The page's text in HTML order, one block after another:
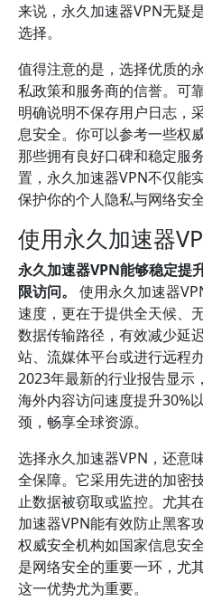
来说，永久加速器VPN无疑
选择。
值得注意的是，选择优质的
私政策和服务商的信誉。可
明确说明不保存用户日志，
息安全。你可以参考一些权
那些拥有良好口碑和稳定服
置，永久加速器VPN不仅能
保护你的个人隐私与网络安全
使用永久加速器
永久加速器VPN能够稳定提
限访问。
使用永久加速器
速度，更在于提供全天候、
数据传输路径，有效减少延
站、流媒体平台或进行远程
2023年最新的行业报告显示
海外内容访问速度提升30%
颈，畅享全球资源。
选择永久加速器VPN，还意
全保障。它采用先进的加密
止数据被窃取或监控。尤其
加速器VPN能有效防止黑客
权威安全机构如国家信息安
是网络安全的重要一环，尤
这一优势尤为重要。